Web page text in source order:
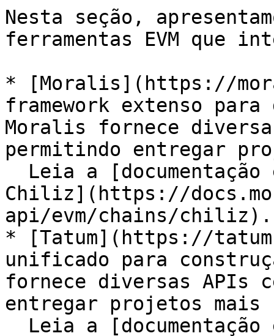
Nesta seção,
ferramentas EVM que
* [Moralis](https://
framework extenso para
Moralis fornece
permitindo entregar
Chiliz](https://
api/evm/chains/chiliz).
* [Tatum](https://
unificado para
fornece diversas APIs
entregar projetos mais